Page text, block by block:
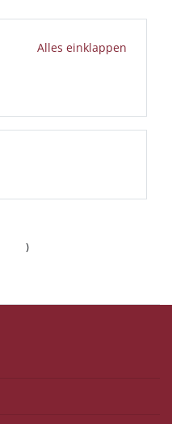
Alles einklappen
)